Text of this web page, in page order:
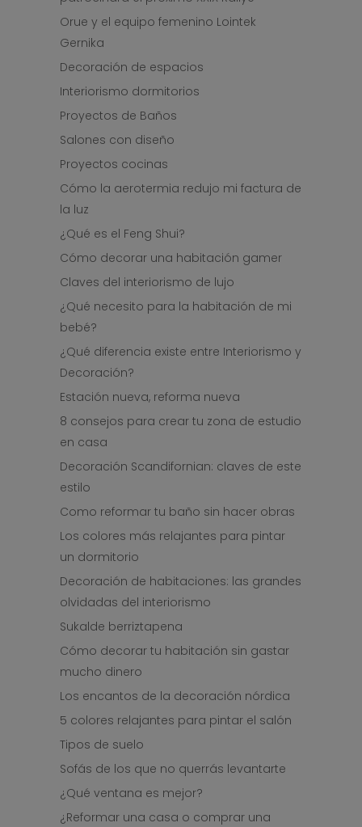
Orue y el equipo femenino Lointek
Gernika
Decoración de espacios
Interiorismo dormitorios
Proyectos de Baños
Salones con diseño
Proyectos cocinas
Cómo la aerotermia redujo mi factura de
la luz
¿Qué es el Feng Shui?
Cómo decorar una habitación gamer
Claves del interiorismo de lujo
¿Qué necesito para la habitación de mi
bebé?
¿Qué diferencia existe entre Interiorismo y
Decoración?
Estación nueva, reforma nueva
8 consejos para crear tu zona de estudio
en casa
Decoración Scandifornian: claves de este
estilo
Como reformar tu baño sin hacer obras
Los colores más relajantes para pintar
un dormitorio
Decoración de habitaciones: las grandes
olvidadas del interiorismo
Sukalde berriztapena
Cómo decorar tu habitación sin gastar
mucho dinero
Los encantos de la decoración nórdica
5 colores relajantes para pintar el salón
Tipos de suelo
Sofás de los que no querrás levantarte
¿Qué ventana es mejor?
¿Reformar una casa o comprar una